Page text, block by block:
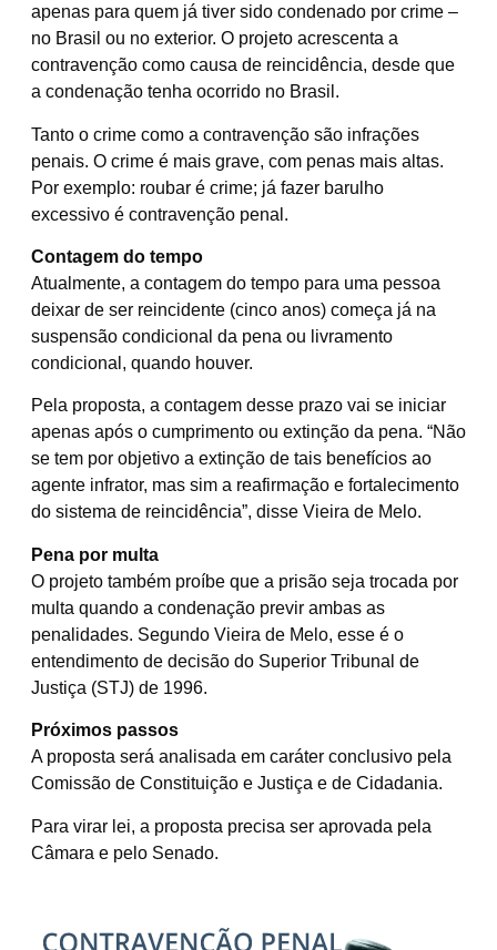
apenas para quem já tiver sido condenado por crime –
no Brasil ou no exterior. O projeto acrescenta a
contravenção como causa de reincidência, desde que
a condenação tenha ocorrido no Brasil.
Tanto o crime como a contravenção são infrações
penais. O crime é mais grave, com penas mais altas.
Por exemplo: roubar é crime; já fazer barulho
excessivo é contravenção penal.
Contagem do tempo
Atualmente, a contagem do tempo para uma pessoa
deixar de ser reincidente (cinco anos) começa já na
suspensão condicional da pena ou livramento
condicional, quando houver.
Pela proposta, a contagem desse prazo vai se iniciar
apenas após o cumprimento ou extinção da pena. “Não
se tem por objetivo a extinção de tais benefícios ao
agente infrator, mas sim a reafirmação e fortalecimento
do sistema de reincidência”, disse Vieira de Melo.
Pena por multa
O projeto também proíbe que a prisão seja trocada por
multa quando a condenação previr ambas as
penalidades. Segundo Vieira de Melo, esse é o
entendimento de decisão do Superior Tribunal de
Justiça (STJ) de 1996.
Próximos passos
A proposta será analisada em caráter conclusivopela
Comissão de Constituição e Justiça e de Cidadania.
Para virar lei, a proposta precisa ser aprovada pela
Câmara e pelo Senado.